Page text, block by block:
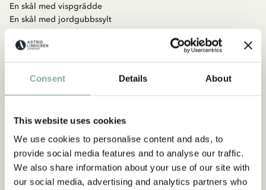
Consent Details About
This website uses cookies
We use cookies to personalise content and ads, to
provide social media features and to analyse our traffic.
We also share information about your use of our site with
our social media, advertising and analytics partners who
En skål med vispgrädde
En skål med jordgubbssylt
En skål med ingefärspäron samt
En liten helstekt spädgris garnerad med sockerkristyr.
jag fått med allt.
Och de satt kring bordet, alla de små hjonen från Lönneberga
varje fat som bars fram tårades deras ögon alltmer.
Till sist sa Emil:
”Var så goda och hugg in nu!”
Och då högg de in, sannerligen, det gjorde de och det så att
det susade om det!"